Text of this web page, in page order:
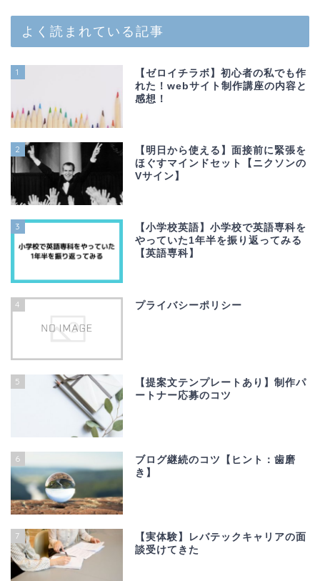
よく読まれている記事
1
【ゼロイチラボ】初心者の私でも作
れた！webサイト制作講座の内容と
感想！
2
【明日から使える】面接前に緊張を
ほぐすマインドセット【ニクソンの
Vサイン】
3
【小学校英語】小学校で英語専科を
やっていた1年半を振り返ってみる
【英語専科】
4 プライバシーポリシー
5
【提案文テンプレートあり】制作パ
ートナー応募のコツ
6
ブログ継続のコツ【ヒント：歯磨
き】
7
【実体験】レバテックキャリアの面
談受けてきた